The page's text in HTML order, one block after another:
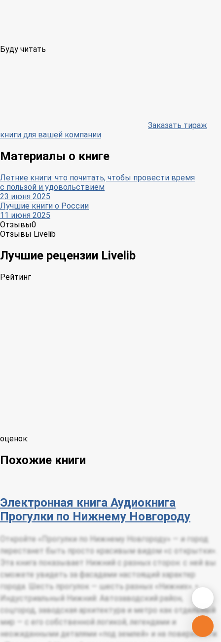
Буду читать
Заказать тираж
книги для вашей компании
Материалы о книге
Летние книги: что почитать, чтобы провести время
с пользой и удовольствием
23 июня 2025
Лучшие книги о России
11 июня 2025
Отзывы0
Отзывы Livelib
Лучшие рецензии Livelib
Рейтинг
оценок:
Похожие книги
Электронная книга Аудиокнига
Прогулки по Нижнему Новгороду
Откройте «Прогулки по Нижнему Новгороду» — и город
перестанет быть просто красивым видом «с открытки».
Эта книга показывает Нижний с разных сторон: с ней вы
сможете увидеть за фасадами настоящий характер
города. Шесть прогулок — шесть разных «Нижних». •
Индустриальный Нижний: Автозаводский район,
соцгород, заводская архитектура и метро как отдельный
мир — с его собственной логикой, легендами и
неожиданными деталями «под землей» и на поверхности.